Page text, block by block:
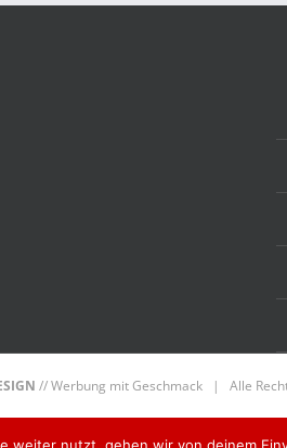
// Werbung mit Geschmack| Alle